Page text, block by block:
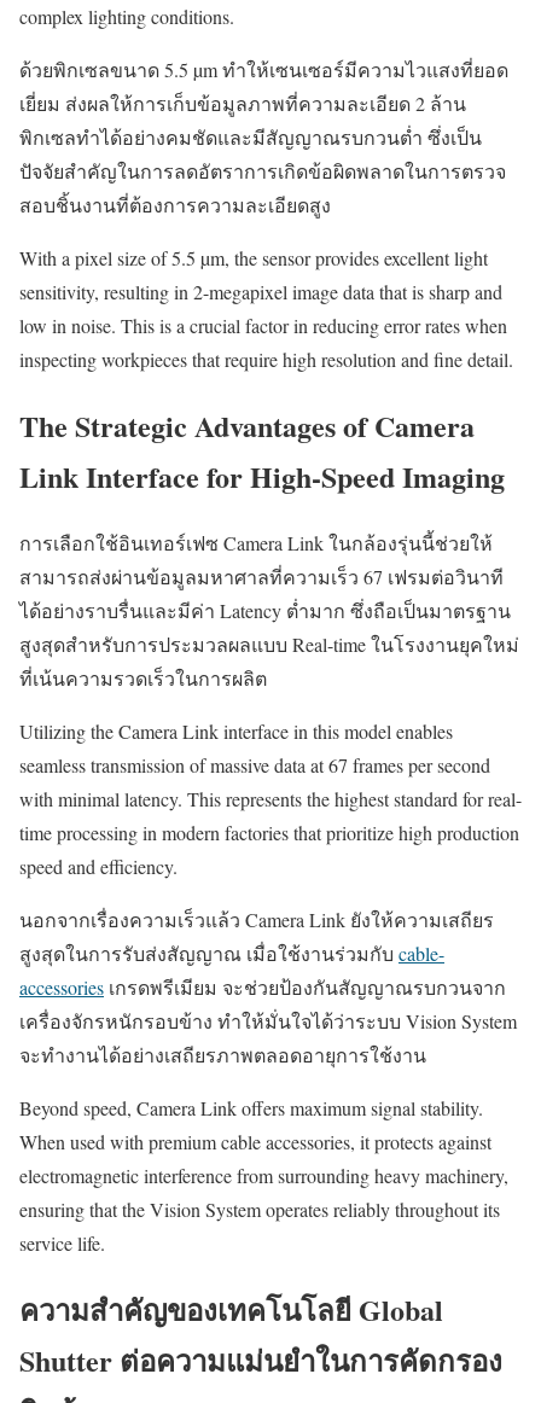
complex lighting conditions.
ด้วยพิกเซลขนาด 5.5 µm ทำให้เซนเซอร์มีความไวแสงที่ยอด
เยี่ยม ส่งผลให้การเก็บข้อมูลภาพที่ความละเอียด 2 ล้าน
พิกเซลทำได้อย่างคมชัดและมีสัญญาณรบกวนต่ำ ซึ่งเป็น
ปัจจัยสำคัญในการลดอัตราการเกิดข้อผิดพลาดในการตรวจ
สอบชิ้นงานที่ต้องการความละเอียดสูง
With a pixel size of 5.5 µm, the sensor provides excellent light
sensitivity, resulting in 2-megapixel image data that is sharp and
low in noise. This is a crucial factor in reducing error rates when
inspecting workpieces that require high resolution and fine detail.
The Strategic Advantages of Camera
Link Interface for High-Speed Imaging
การเลือกใช้อินเทอร์เฟซ Camera Link ในกล้องรุ่นนี้ช่วยให้
สามารถส่งผ่านข้อมูลมหาศาลที่ความเร็ว 67 เฟรมต่อวินาที
ได้อย่างราบรื่นและมีค่า Latency ต่ำมาก ซึ่งถือเป็นมาตรฐาน
สูงสุดสำหรับการประมวลผลแบบ Real-time ในโรงงานยุคใหม่
ที่เน้นความรวดเร็วในการผลิต
Utilizing the Camera Link interface in this model enables
seamless transmission of massive data at 67 frames per second
with minimal latency. This represents the highest standard for real-
time processing in modern factories that prioritize high production
speed and efficiency.
นอกจากเรื่องความเร็วแล้ว Camera Link ยังให้ความเสถียร
สูงสุดในการรับส่งสัญญาณ เมื่อใช้งานร่วมกับ cable-
accessories เกรดพรีเมียม จะช่วยป้องกันสัญญาณรบกวนจาก
เครื่องจักรหนักรอบข้าง ทำให้มั่นใจได้ว่าระบบ Vision System
จะทำงานได้อย่างเสถียรภาพตลอดอายุการใช้งาน
Beyond speed, Camera Link offers maximum signal stability.
When used with premium cable accessories, it protects against
electromagnetic interference from surrounding heavy machinery,
ensuring that the Vision System operates reliably throughout its
service life.
ความสำคัญของเทคโนโลยี Global
Shutter ต่อความแม่นยำในการคัดกรอง